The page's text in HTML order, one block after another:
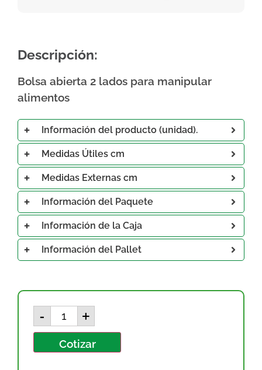
Descripción:
Bolsa abierta 2 lados para manipular
alimentos
Información del producto (unidad).
Medidas Útiles cm
Medidas Externas cm
Información del Paquete
Información de la Caja
Información del Pallet
- +
Cotizar